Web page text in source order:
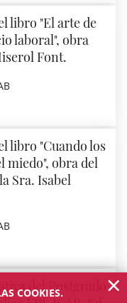
libro "El arte de
laboral", obra
Font.
libro "Cuando los
miedo", obra del
Sra. Isabel
del Postgrado
COOKIES.
×